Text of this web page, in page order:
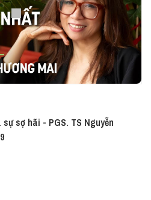
sợ hãi - PGS. TS Nguyễn